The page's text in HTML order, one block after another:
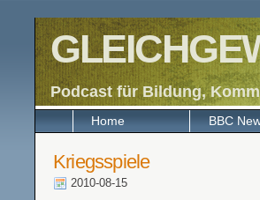
Podcast für Bildung,
BBC
Home
Kriegsspiele
2010-08-15